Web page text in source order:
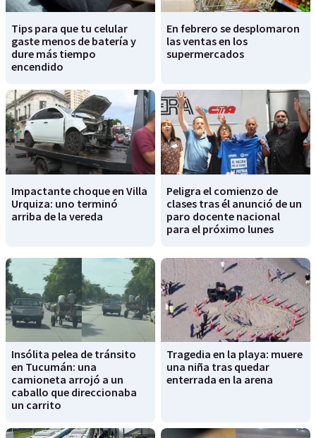
Tips para que tu celular
gaste menos de batería y
dure más tiempo
encendido
En febrero se desplomaron
las ventas en los
supermercados
Impactante choque en Villa
Urquiza: uno terminó
arriba de la vereda
Peligra el comienzo de
clases tras él anunció de un
paro docente nacional
para el próximo lunes
Insólita pelea de tránsito
en Tucumán: una
camioneta arrojó a un
caballo que direccionaba
un carrito
Tragedia en la playa: muere
una niña tras quedar
enterrada en la arena